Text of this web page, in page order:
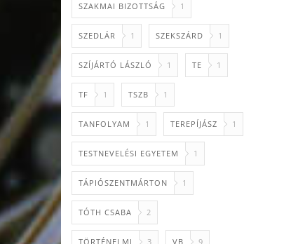
SZAKMAI BIZOTTSÁG 1
SZEDLÁR 1 SZEKSZÁRD 1
SZÍJÁRTÓ LÁSZLÓ 1 TE 1
TF 1 TSZB 1
TANFOLYAM 1 TEREPÍJÁSZ 1
TESTNEVELÉSI EGYETEM 1
TÁPIÓSZENTMÁRTON 1
TÓTH CSABA 2
TÖRTÉNELMI 3 VB 9